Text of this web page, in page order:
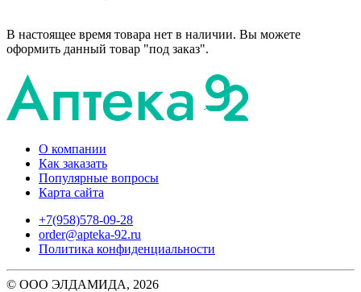
В настоящее время товара нет в наличии. Вы можете
оформить данный товар "под заказ".
О компании
Как заказать
Популярные вопросы
Карта сайта
+7(958)578-09-28
order@apteka-92.ru
Политика конфиденциальности
© ООО ЭЛДАМИДА, 2026